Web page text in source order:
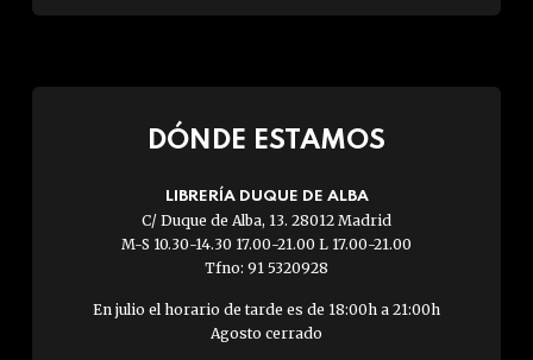
DÓNDE ESTAMOS
LIBRERÍA DUQUE DE ALBA
C/ Duque de Alba, 13. 28012 Madrid
M-S 10.30-14.30 17.00-21.00 L 17.00-21.00
Tfno: 91 5320928
En julio el horario de tarde es de 18:00h a 21:00h
Agosto cerrado